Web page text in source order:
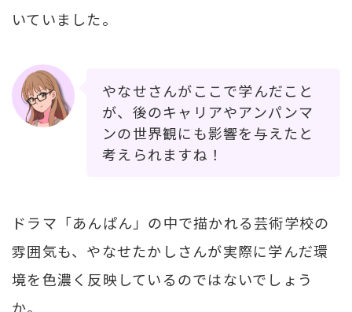
いていました。
やなせさんがここで学んだこと
が、後のキャリアやアンパンマ
ンの世界観にも影響を与えたと
考えられますね！
ドラマ「あんぱん」の中で描かれる芸術学校の
雰囲気も、やなせたかしさんが実際に学んだ環
境を色濃く反映しているのではないでしょう
か。